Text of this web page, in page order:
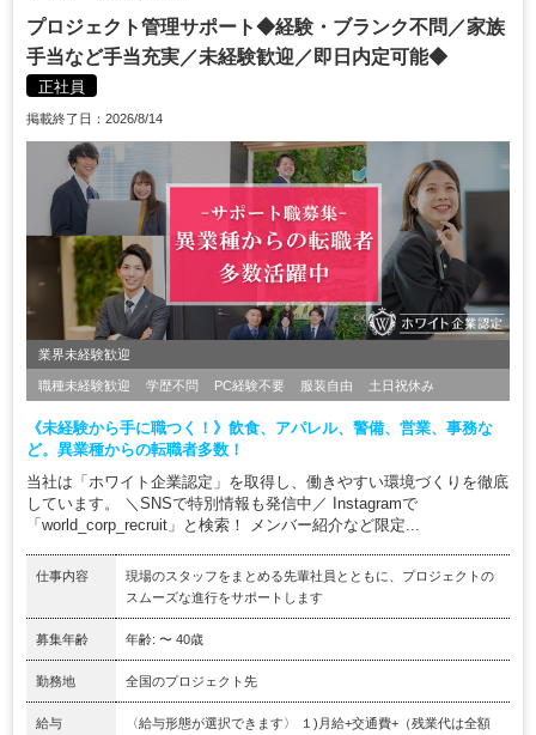
プロジェクト管理サポート◆経験・ブランク不問／家族
手当など手当充実／未経験歓迎／即日内定可能◆
正社員
掲載終了日：2026/8/14
業界未経験歓迎
職種未経験歓迎 学歴不問 PC経験不要 服装自由 土日祝休み
《未経験から手に職つく！》飲食、アパレル、警備、営業、事務な
ど。異業種からの転職者多数！
当社は「ホワイト企業認定」を取得し、働きやすい環境づくりを徹底
しています。 ＼SNSで特別情報も発信中／ Instagramで
「world_corp_recruit」と検索！ メンバー紹介など限定...
仕事内容
現場のスタッフをまとめる先輩社員とともに、プロジェクトの
スムーズな進行をサポートします
募集年齢 年齢: 〜 40歳
勤務地 全国のプロジェクト先
給与
〈給与形態が選択できます〉 １)月給+交通費+（残業代は全額